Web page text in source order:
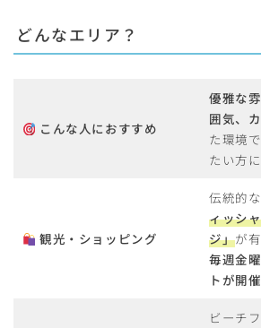
どんなエリア？
こんな人におすすめ
優雅な
囲気、
た環境
たい方に
観光・ショッピング
伝統的
ィッシ
ジ」が有
毎週金
トが開
ビーチ